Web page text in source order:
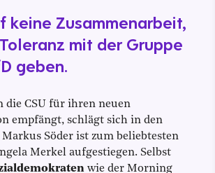
keine Zusammenarbeit,
mit der Gruppe
geben.
die CSU für ihren neuen
empfängt, schlägt sich in den
Söder ist zum beliebtesten
Merkel aufgestiegen. Selbst
wie der Morning